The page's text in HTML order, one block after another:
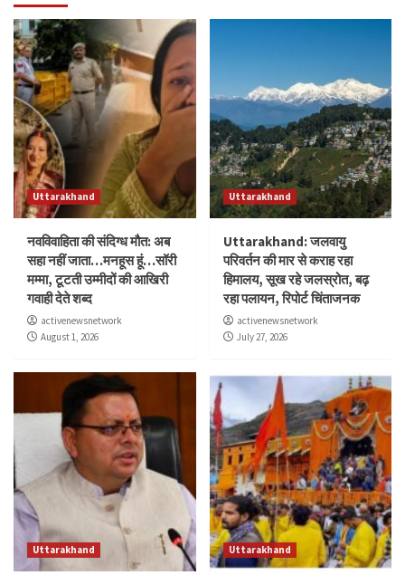
Uttarakhand
नवविवाहिता की संदिग्ध मौत: अब
सहा नहीं जाता…मनहूस हूं…सॉरी
मम्मा, टूटती उम्मीदों की आखिरी
गवाही देते शब्द
activenewsnetwork
August 1, 2026
Uttarakhand
Uttarakhand: जलवायु
परिवर्तन की मार से कराह रहा
हिमालय, सूख रहे जलस्रोत, बढ़
रहा पलायन, रिपोर्ट चिंताजनक
activenewsnetwork
July 27, 2026
Uttarakhand Uttarakhand